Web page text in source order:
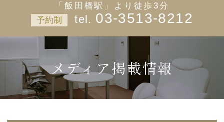
「飯田橋駅」より徒歩3分
予約制
03-3513-8212
メディア掲載情報